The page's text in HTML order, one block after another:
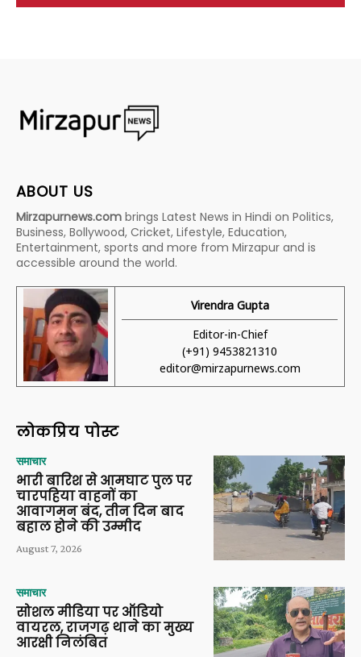
ABOUT US
Mirzapurnews.com brings Latest News in Hindi on Politics,
Business, Bollywood, Cricket, Lifestyle, Education,
Entertainment, sports and more from Mirzapur and is
accessible around the world.
Virendra Gupta
Editor-in-Chief
(+91) 9453821310
editor@mirzapurnews.com
लोकप्रिय पोस्ट
समाचार
भारी बारिश से आमघाट पुल पर
चारपहिया वाहनों का
आवागमन बंद, तीन दिन बाद
बहाल होने की उम्मीद
August 7, 2026
समाचार
सोशल मीडिया पर ऑडियो
वायरल, राजगढ़ थाने का मुख्य
आरक्षी निलंबित